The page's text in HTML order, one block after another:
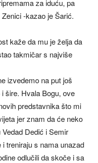
za iduću, pa
-kazao je Šarić.
kaže da mu je želja da
takmičar s najviše
izvedemo na put još
šire. Hvala Bogu, ove
predstavnika što mi
jer znam da će neko
Dedić i Semir
treniraju s nama unazad
odlučili da skoče i sa